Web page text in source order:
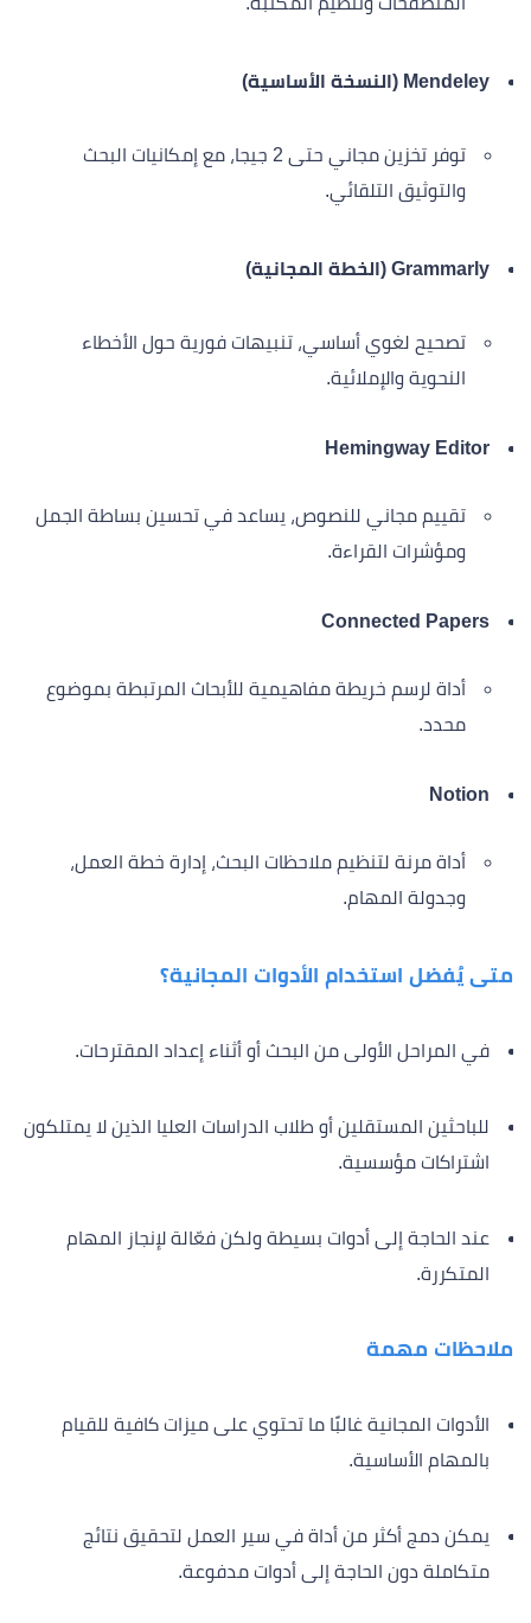
Mendeley (النسخة الأساسية)
توفر تخزين مجاني حتى 2 جيجا، مع إمكانيات البحث
والتوثيق التلقائي.
Grammarly (الخطة المجانية)
تصحيح لغوي أساسي، تنبيهات فورية حول الأخطاء
النحوية والإملائية.
Hemingway Editor
تقييم مجاني للنصوص، يساعد في تحسين بساطة الجمل
ومؤشرات القراءة.
Connected Papers
أداة لرسم خريطة مفاهيمية للأبحاث المرتبطة بموضوع
محدد.
Notion
أداة مرنة لتنظيم ملاحظات البحث، إدارة خطة العمل،
وجدولة المهام.
متى يُفضل استخدام الأدوات المجانية؟
في المراحل الأولى من البحث أو أثناء إعداد المقترحات.
للباحثين المستقلين أو طلاب الدراسات العليا الذين لا يمتلكون
اشتراكات مؤسسية.
عند الحاجة إلى أدوات بسيطة ولكن فعّالة لإنجاز المهام
المتكررة.
ملاحظات مهمة
الأدوات المجانية غالبًا ما تحتوي على ميزات كافية للقيام
بالمهام الأساسية.
يمكن دمج أكثر من أداة في سير العمل لتحقيق نتائج
متكاملة دون الحاجة إلى أدوات مدفوعة.